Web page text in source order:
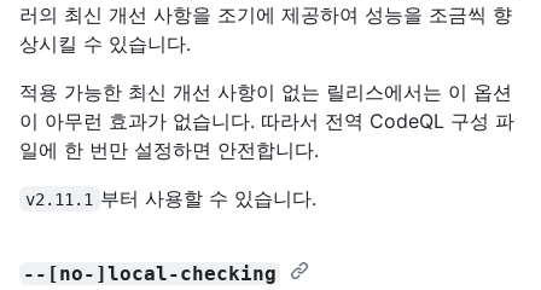
러의 최신 개선 사항을 조기에 제공하여 성능을 조금씩 향
상시킬 수 있습니다.
적용 가능한 최신 개선 사항이 없는 릴리스에서는 이 옵션
이 아무런 효과가 없습니다. 따라서 전역 CodeQL 구성 파
일에 한 번만 설정하면 안전합니다.
v2.11.1 부터 사용할 수 있습니다.
--[no-]local-checking